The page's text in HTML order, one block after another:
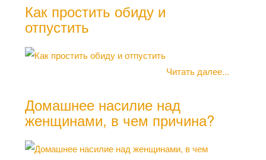
Как простить обиду и
отпустить
Читать далее...
Домашнее насилие над
женщинами, в чем причина?